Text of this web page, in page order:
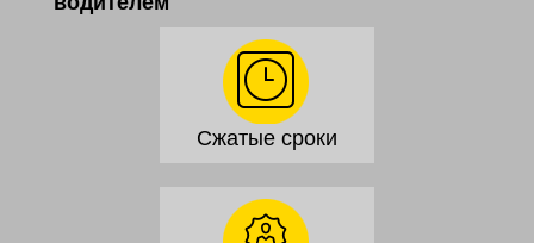
Сжатые сроки